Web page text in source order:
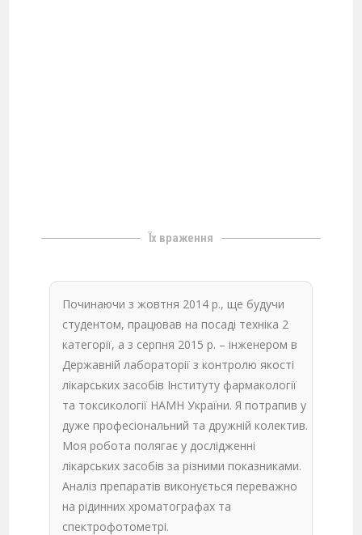
Їх враження
Починаючи з жовтня 2014 р., ще будучи
студентом, працював на посаді техніка 2
категорії, а з серпня 2015 р. – інженером в
Державній лабораторії з контролю якості
лікарських засобів Інституту фармакології
та токсикології НАМН України. Я потрапив у
дуже професіональний та дружній колектив.
Моя робота полягає у дослідженні
лікарських засобів за різними показниками.
Аналіз препаратів виконується переважно
на рідинних хроматографах та
спектрофотометрі.